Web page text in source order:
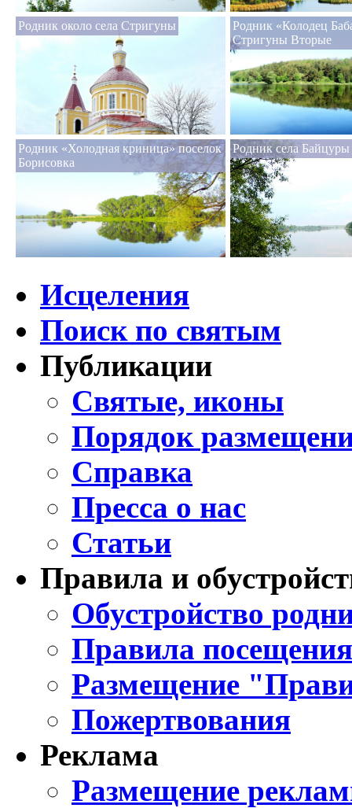
Родник около села Стригуны
Родник «Колодец
Стригуны Вторые
Родник «Холодная криница» поселок
Борисовка
Родник села Байцуры
Исцеления
Поиск по святым
Публикации
Святые, иконы
Порядок
Справка
Пресса о нас
Статьи
Правила и
Обустройство
Правила
Размещение
Пожертвования
Реклама
Размещение